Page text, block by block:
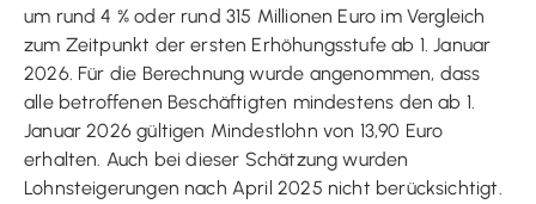
um rund 4 % oder rund 315 Millionen Euro im Vergleich
zum Zeitpunkt der ersten Erhöhungsstufe ab 1. Januar
2026. Für die Berechnung wurde angenommen, dass
alle betroffenen Beschäftigten mindestens den ab 1.
Januar 2026 gültigen Mindestlohn von 13,90 Euro
erhalten. Auch bei dieser Schätzung wurden
Lohnsteigerungen nach April 2025 nicht berücksichtigt.